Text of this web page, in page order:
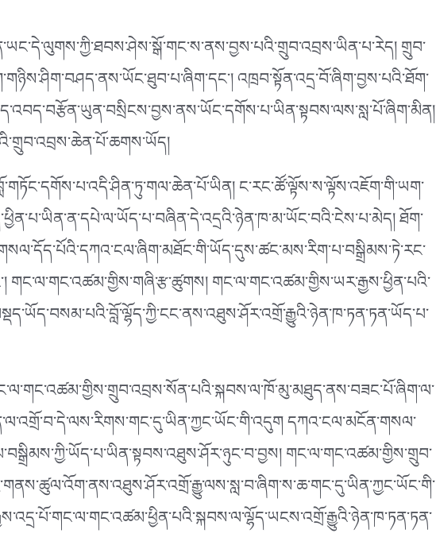
གྲུབ་
འཁྲབ་སྟོན་འདྲ་བོ་ཞིག་བྱས་པའི་ཐོག་
ང་རང་ཚོ་ལྟོས་ས་ལྟོས་འཇོག་གི་ཡག་
ཐོག་
གང་ལ་གང་འཚམ་གྱིས་གཞི་རྩ་ཚུགས། གང་ལ་གང་འཚམ་གྱིས་ཡར་རྒྱས་ཕྱིན་པའི་
དཀའ་ངལ་མངོན་གསལ་
གང་ལ་གང་འཚམ་གྱིས་གྲུབ་